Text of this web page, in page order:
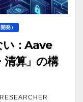
発）
い：Aave
清算」の構